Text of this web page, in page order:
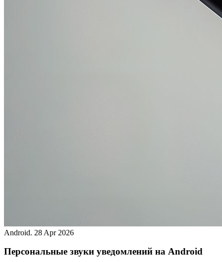
Android. 28 Apr 2026
Персональные звуки уведомлений на Android